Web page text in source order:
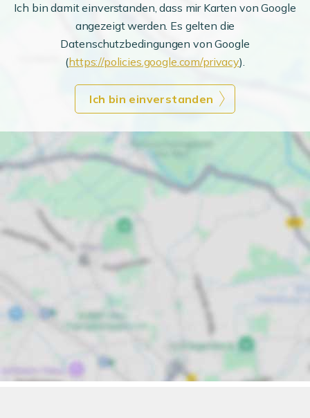
Ich bin damit einverstanden, dass mir Karten von Google
angezeigt werden. Es gelten die
Datenschutzbedingungen von Google
(https://policies.google.com/privacy).
Ich bin einverstanden